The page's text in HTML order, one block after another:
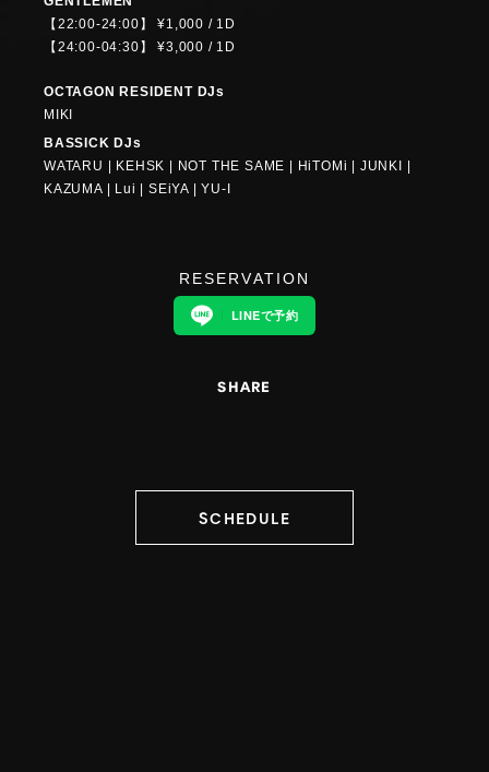
【22:00-24:00】 ¥1,000 / 1D
【24:00-04:30】 ¥3,000 / 1D
OCTAGON RESIDENT DJs
MIKI
BASSICK DJs
WATARU | KEHSK | NOT THE SAME | HiTOMi | JUNKI |
KAZUMA | Lui | SEiYA | YU-I
RESERVATION
LINEで予約
SHARE
SCHEDULE